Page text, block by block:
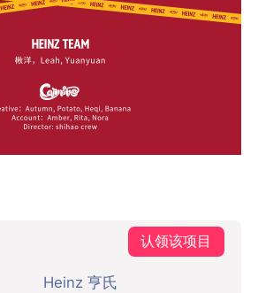
认领该项目
Heinz 亨氏